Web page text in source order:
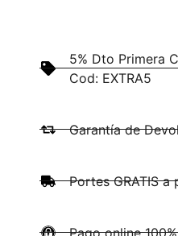
5% Dto Primera
Cod: EXTRA5
Garantía de
Portes GRATIS
Pago online